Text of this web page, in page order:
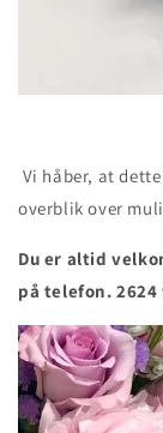
Vi håber, at
overblik over
Du er altid
på telefon. 2624